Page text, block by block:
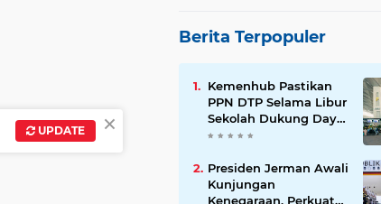
Berita Terpopuler
Kemenhub Pastikan
PPN DTP Selama Libur
Sekolah Dukung Daya
Beli Masyarakat
Presiden Jerman Awali
Kunjungan
Kenegaraan, Perkuat
×
UPDATE